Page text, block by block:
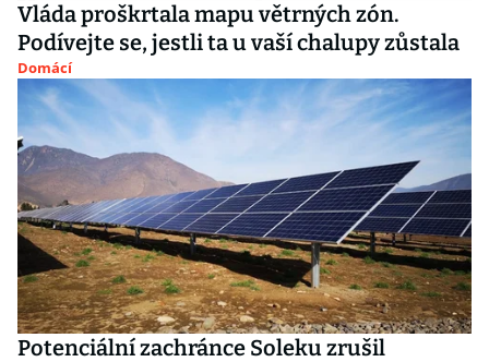
Vláda proškrtala mapu větrných zón.
Podívejte se, jestli ta u vaší chalupy zůstala
Domácí
Potenciální zachránce Soleku zrušil